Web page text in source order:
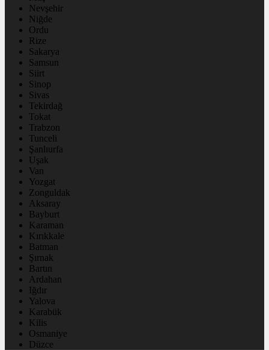
Nevşehir
Niğde
Ordu
Rize
Sakarya
Samsun
Siirt
Sinop
Sivas
Tekirdağ
Tokat
Trabzon
Tunceli
Şanlıurfa
Uşak
Van
Yozgat
Zonguldak
Aksaray
Bayburt
Karaman
Kırıkkale
Batman
Şırnak
Bartın
Ardahan
Iğdır
Yalova
Karabük
Kilis
Osmaniye
Düzce